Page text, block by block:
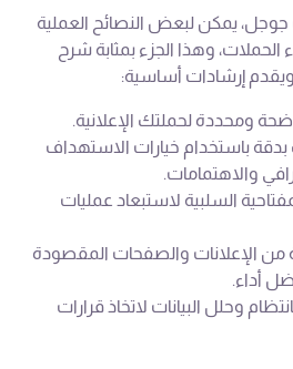
جوجل، يمكن لبعض النصائح العملية
الحملات، وهذا الجزء بمثابة شرح
ويقدم إرشادات أساسية:
ومحددة لحملتك الإعلانية.
باستخدام خيارات الاستهداف
والاهتمامات.
السلبية لاستبعاد عمليات
من الإعلانات والصفحات المقصودة
أداء.
وحلل البيانات لاتخاذ قرارات